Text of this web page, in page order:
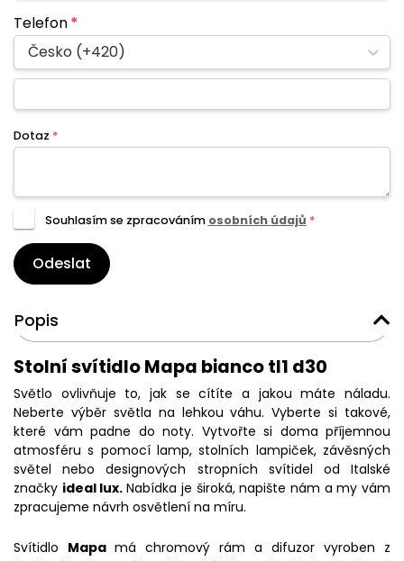
Telefon*
Česko (+420)
Dotaz *
Souhlasím se zpracováním osobních údajů *
Odeslat
Popis
Stolní svítidlo Mapa bianco tl1 d30
Světlo ovlivňuje to, jak se cítíte a jakou máte náladu.
Neberte výběr světla na lehkou váhu. Vyberte si takové,
které vám padne do noty. Vytvořte si doma příjemnou
atmosféru s pomocí lamp, stolních lampiček, závěsných
světel nebo designových stropních svítidel od Italské
značky ideal lux.Nabídka je široká, napište nám a my vám
zpracujeme návrh osvětlení na míru.
Svítidlo Mapa má chromový rám a difuzor vyroben z